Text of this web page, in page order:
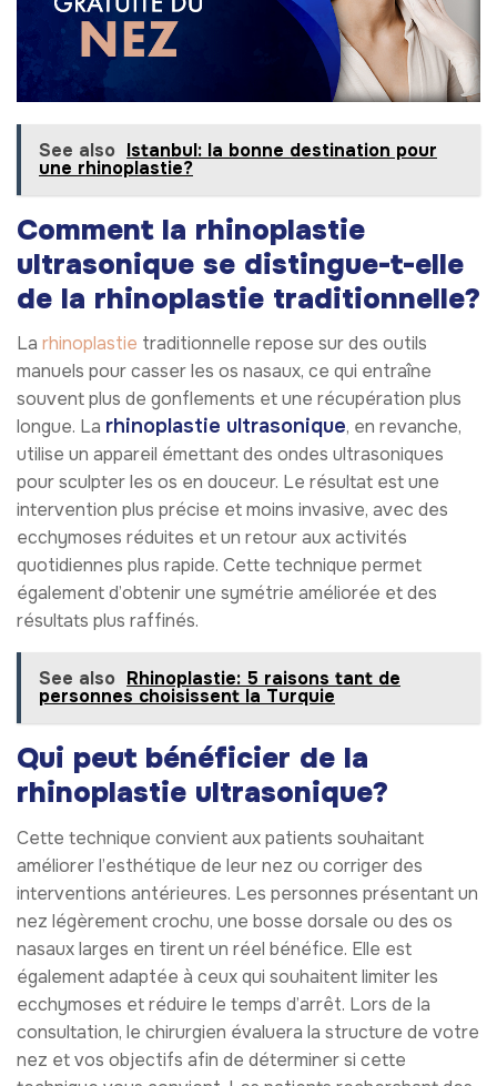
See also Istanbul: la bonne destination pour
une rhinoplastie?
Comment la rhinoplastie
ultrasonique se distingue-t-elle
de la rhinoplastie traditionnelle?
La rhinoplastie traditionnelle repose sur des outils
manuels pour casser les os nasaux, ce qui entraîne
souvent plus de gonflements et une récupération plus
longue. La rhinoplastie ultrasonique, en revanche,
utilise un appareil émettant des ondes ultrasoniques
pour sculpter les os en douceur. Le résultat est une
intervention plus précise et moins invasive, avec des
ecchymoses réduites et un retour aux activités
quotidiennes plus rapide. Cette technique permet
également d’obtenir une symétrie améliorée et des
résultats plus raffinés.
See also Rhinoplastie: 5 raisons tant de
personnes choisissent la Turquie
Qui peut bénéficier de la
rhinoplastie ultrasonique?
Cette technique convient aux patients souhaitant
améliorer l’esthétique de leur nez ou corriger des
interventions antérieures. Les personnes présentant un
nez légèrement crochu, une bosse dorsale ou des os
nasaux larges en tirent un réel bénéfice. Elle est
également adaptée à ceux qui souhaitent limiter les
ecchymoses et réduire le temps d’arrêt. Lors de la
consultation, le chirurgien évaluera la structure de votre
nez et vos objectifs afin de déterminer si cette